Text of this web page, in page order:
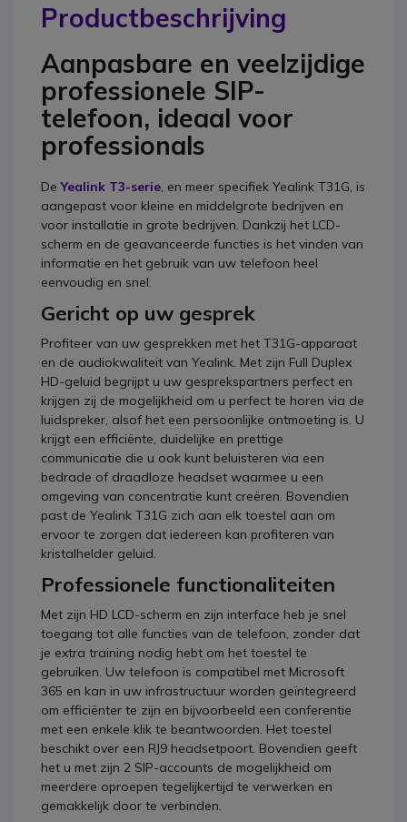
Productbeschrijving
Aanpasbare en veelzijdige
professionele SIP-
telefoon, ideaal voor
professionals
DeYealink T3-serie , en meer specifiek Yealink T31G, is
aangepast voor kleine en middelgrote bedrijven en
voor installatie in grote bedrijven. Dankzij het LCD-
scherm en de geavanceerde functies is het vinden van
informatie en het gebruik van uw telefoon heel
eenvoudig en snel.
Gericht op uw gesprek
Profiteer van uw gesprekken met het T31G-apparaat
en de audiokwaliteit van Yealink. Met zijn Full Duplex
HD-geluid begrijpt u uw gesprekspartners perfect en
krijgen zij de mogelijkheid om u perfect te horen via de
luidspreker, alsof het een persoonlijke ontmoeting is. U
krijgt een efficiënte, duidelijke en prettige
communicatie die u ook kunt beluisteren via een
bedrade of draadloze headset waarmee u een
omgeving van concentratie kunt creëren. Bovendien
past de Yealink T31G zich aan elk toestel aan om
ervoor te zorgen dat iedereen kan profiteren van
kristalhelder geluid.
Professionele functionaliteiten
Met zijn HD LCD-scherm en zijn interface heb je snel
toegang tot alle functies van de telefoon, zonder dat
je extra training nodig hebt om het toestel te
gebruiken. Uw telefoon is compatibel met Microsoft
365 en kan in uw infrastructuur worden geïntegreerd
om efficiënter te zijn en bijvoorbeeld een conferentie
met een enkele klik te beantwoorden. Het toestel
beschikt over een RJ9 headsetpoort. Bovendien geeft
het u met zijn 2 SIP-accounts de mogelijkheid om
meerdere oproepen tegelijkertijd te verwerken en
gemakkelijk door te verbinden.